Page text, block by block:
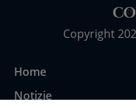
Copyright
Home
Notizie